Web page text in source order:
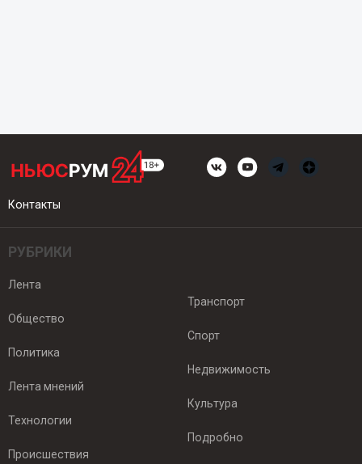
Контакты
РУБРИКИ
Лента
Общество
Политика
Лента мнений
Технологии
Происшествия
Транспорт
Спорт
Недвижимость
Культура
Подробно